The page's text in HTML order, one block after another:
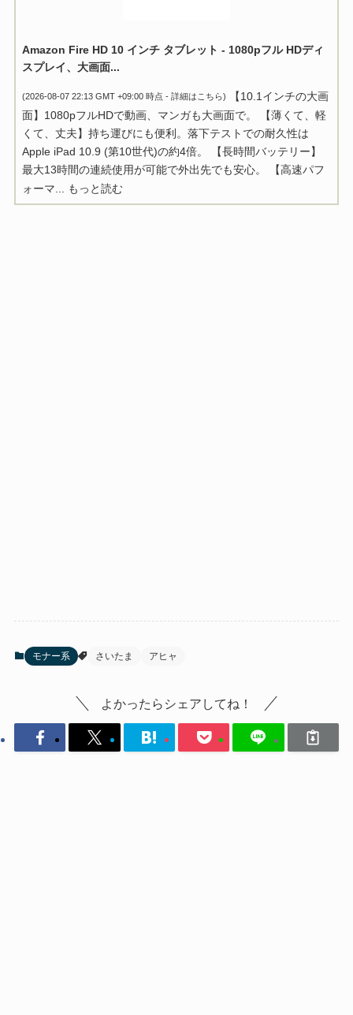
Amazon Fire HD 10 インチ タブレット - 1080pフル HDディ
スプレイ、大画面...
(2026-08-07 22:13 GMT +09:00 時点 - 詳細はこちら)
【10.1インチの大画
面】1080pフルHDで動画、マンガも大画面で。 【薄くて、軽
くて、丈夫】持ち運びにも便利。落下テストでの耐久性は
Apple iPad 10.9 (第10世代)の約4倍。 【長時間バッテリー】
最大13時間の連続使用が可能で外出先でも安心。 【高速パフ
ォーマ...
もっと読む
モナー系 さいたま アヒャ
よかったらシェアしてね！